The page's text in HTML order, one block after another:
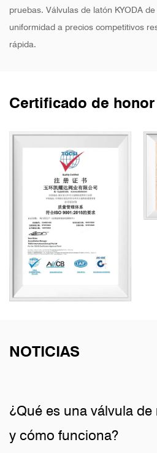
pruebas. Válvulas de latón KYODA
uniformidad a precios competitivos
rápida.
Certificado de honor
NOTICIAS
¿Qué es una válvula
y cómo funciona?